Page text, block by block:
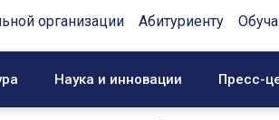
организации Абитуриенту
Наука и инновации Пресс-